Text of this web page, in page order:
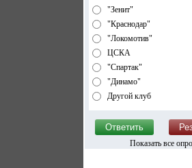
"Зенит"
"Краснодар"
"Локомотив"
ЦСКА
"Спартак"
"Динамо"
Другой клуб
Показать все